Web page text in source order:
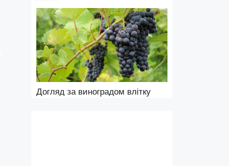
Догляд за виноградом влітку